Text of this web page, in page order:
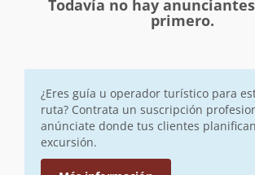
Todavía no hay
primero.
¿Eres guía u operador turístico para
ruta? Contrata un suscripción
anúnciate donde tus clientes
excursión.